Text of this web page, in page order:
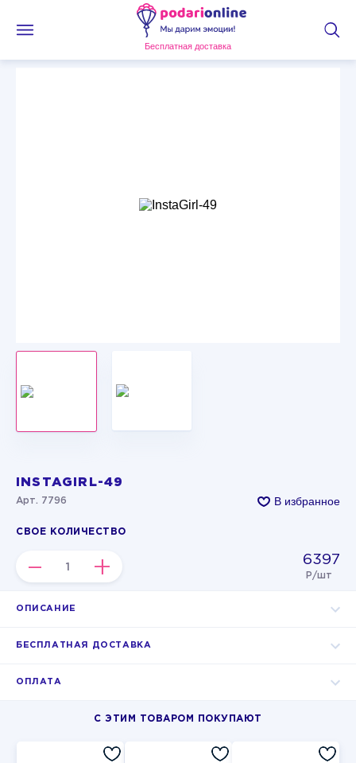
Бесплатная доставка
INSTAGIRL-49
Арт. 7796 В избранное
СВОЕ КОЛИЧЕСТВО
– + 6397
Р/шт
ОПИСАНИЕ
БЕСПЛАТНАЯ ДОСТАВКА
ОПЛАТА
С ЭТИМ ТОВАРОМ ПОКУПАЮТ